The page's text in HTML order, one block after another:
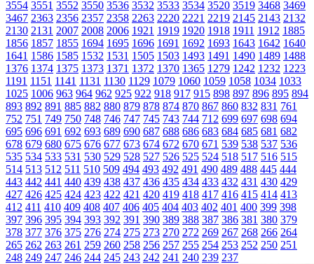
3554 3551 3552 3550 3536 3532 3533 3534 3520 3519 3468 3469
3467 2363 2356 2357 2358 2263 2220 2221 2219 2145 2143 2132
2130 2131 2007 2008 2006 1921 1919 1920 1918 1911 1912 1885
1856 1857 1855 1694 1695 1696 1691 1692 1693 1643 1642 1640
1641 1586 1585 1532 1531 1505 1503 1493 1491 1490 1489 1488
1376 1374 1375 1373 1371 1372 1370 1365 1279 1242 1232 1223
1191 1151 1141 1131 1130 1129 1079 1060 1059 1058 1034 1033
1025 1006 963 964 962 925 922 918 917 915 898 897 896 895 894
893 892 891 885 882 880 879 878 874 870 867 860 832 831 761
752 751 749 750 748 746 747 745 743 744 712 699 697 698 694
695 696 691 692 693 689 690 687 688 686 683 684 685 681 682
678 679 680 675 676 677 673 674 672 670 671 539 538 537 536
535 534 533 531 530 529 528 527 526 525 524 518 517 516 515
514 513 512 511 510 509 494 493 492 491 490 489 488 445 444
443 442 441 440 439 438 437 436 435 434 433 432 431 430 429
427 426 425 424 423 422 421 420 419 418 417 416 415 414 413
412 411 410 409 408 407 406 405 404 403 402 401 400 399 398
397 396 395 394 393 392 391 390 389 388 387 386 381 380 379
378 377 376 375 276 274 275 273 270 272 269 267 268 266 264
265 262 263 261 259 260 258 256 257 255 254 253 252 250 251
248 249 247 246 244 245 243 242 241 240 239 237